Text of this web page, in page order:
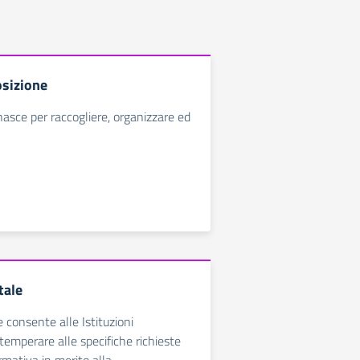
per raccogliere, organizzare ed
consente alle Istituzioni
alle specifiche richieste